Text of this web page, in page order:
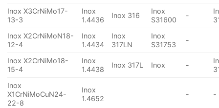
Inox X3CrNiMo17-
13-3
Inox
1.4436
Inox 316
Inox
S31600
-
Inox X2CrNiMoN18-
12-4
Inox
1.4434
Inox
317LN
Inox
S31753
-
Inox X2CrNiMo18-
15-4
Inox
1.4438
Inox 317L Inox -
Inox
X1CrNiMoCuN24-
22-8
Inox
1.4652
- -